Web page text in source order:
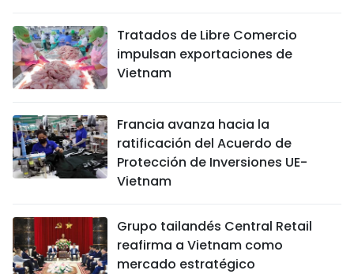
Tratados de Libre Comercio
impulsan exportaciones de
Vietnam
Francia avanza hacia la
ratificación del Acuerdo de
Protección de Inversiones UE-
Vietnam
Grupo tailandés Central Retail
reafirma a Vietnam como
mercado estratégico